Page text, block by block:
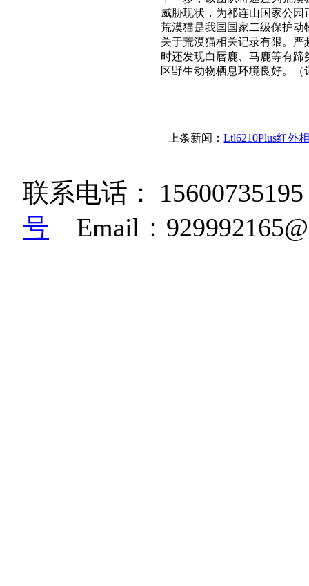
威胁现状，为祁连山国家公
荒漠猫是我国国家二级保护
关于荒漠猫相关记录有限。
时还发现白唇鹿、马鹿等有
区野生动物栖息环境良好。
上条新闻：Ltl6210Plus红外
联系电话：
15600735195
号 Email：